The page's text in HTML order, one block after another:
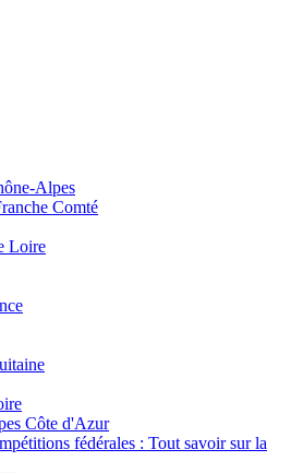
Alpes
Comté
Loire
Côte d'Azur
fédérales : Tout savoir sur la